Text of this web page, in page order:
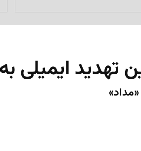
تهدید ایمیلی